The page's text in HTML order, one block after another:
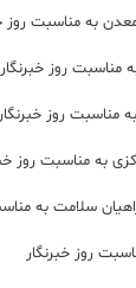
به مناسبت روز
مناسبت روز خبرنگار
مناسبت روز خبرنگار
به مناسبت روز
سلامت به
روز خبرنگار